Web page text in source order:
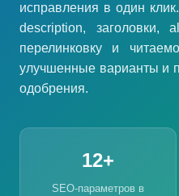
исправления в один
description, заголовки,
перелинковку и
улучшенные варианты и
одобрения.
12+
SEO-параметров в